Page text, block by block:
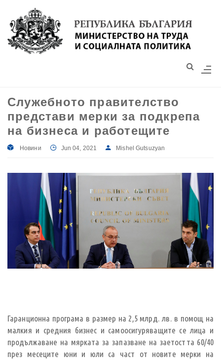
Моля,
обърнете
система
достъпност.
Служебното правителство
представи мерки за подкрепа
на бизнеса и работещите
Новини Jun 04, 2021 Mishel Gutsuzyan
Гаранционна програма в размер на 2,5 млрд. лв. в помощ на
малкия и средния бизнес и самоосигуряващите се лица и
продължаване на мярката за запазване на заетостта 60/40
през месеците юни и юли са част от новите мерки на